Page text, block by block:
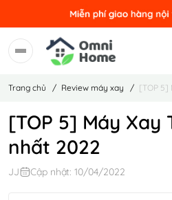
Trang chủ / Review máy xay / [TOP 5]
[TOP 5] Máy Xay
nhất 2022
JJ Cập nhật: 10/04/2022